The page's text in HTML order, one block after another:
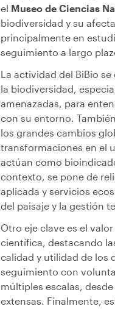
el Museo de Ciencias
biodiversidad y su
principalmente en
seguimiento a largo
La actividad del BiBio
la biodiversidad,
amenazadas, para
con su entorno.
los grandes cambios
transformaciones en el
actúan como
contexto, se pone de
aplicada y servicios
del paisaje y la gestión
Otro eje clave es el
científica, destacando
calidad y utilidad de los
seguimiento con
múltiples escalas,
extensas. Finalmente,